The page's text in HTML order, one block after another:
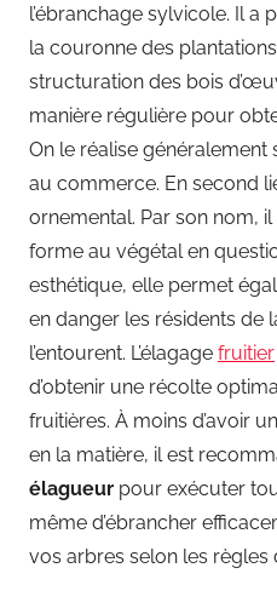
l’ébranchage sylvicole. Il a
la couronne des
structuration des bois
manière régulière pour
On le réalise généralement
au commerce. En second
ornemental. Par son nom,
forme au végétal en
esthétique, elle permet
en danger les résidents de
l’entourent. L’élagage fruitier
d’obtenir une récolte
fruitières. À moins d’avoir
en la matière, il est
élagueur pour exécuter
même d’ébrancher
vos arbres selon les règles